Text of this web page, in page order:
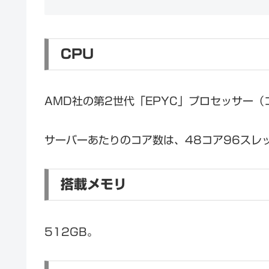
CPU
AMD社の第2世代「EPYC」プロセッサー（
サーバーあたりのコア数は、48コア96スレッ
搭載メモリ
512GB。